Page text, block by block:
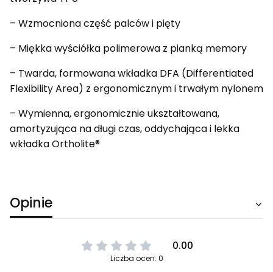
– Wzmocniona część palców i pięty
– Miękka wyściółka polimerowa z pianką memory
– Twarda, formowana wkładka DFA (Differentiated
Flexibility Area) z ergonomicznym i trwałym nylonem
– Wymienna, ergonomicznie ukształtowana,
amortyzująca na długi czas, oddychająca i lekka
wkładka Ortholite®
Opinie
0.00
Liczba ocen: 0